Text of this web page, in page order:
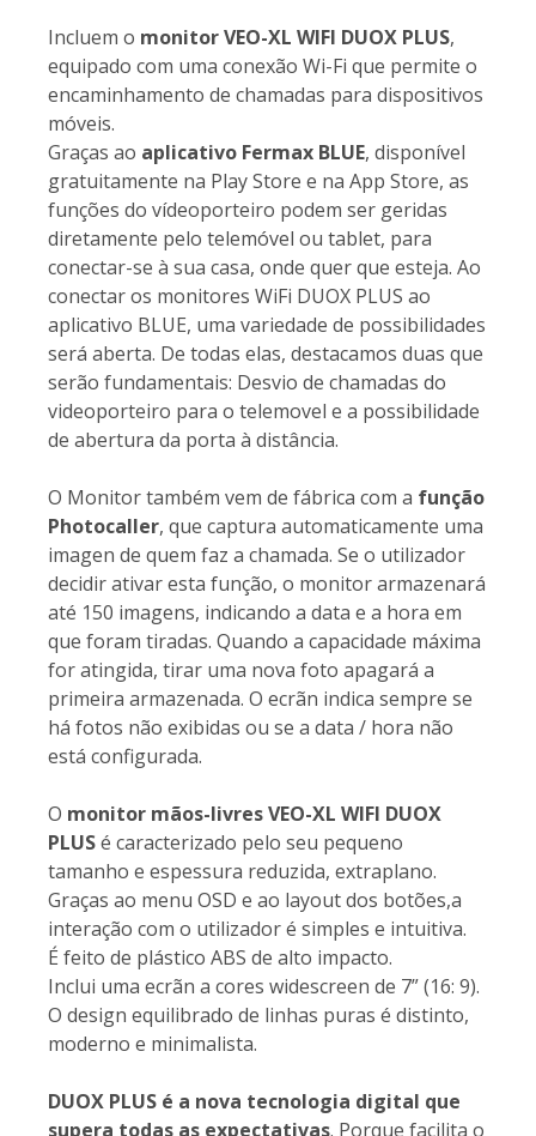
Incluem o monitor VEO-XL WIFI DUOX PLUS,
equipado com uma conexão Wi-Fi que permite o
encaminhamento de chamadas para dispositivos
móveis.
Graças ao aplicativo Fermax BLUE, disponível
gratuitamente na Play Store e na App Store, as
funções do vídeoporteiro podem ser geridas
diretamente pelo telemóvel ou tablet, para
conectar-se à sua casa, onde quer que esteja. Ao
conectar os monitores WiFi DUOX PLUS ao
aplicativo BLUE, uma variedade de possibilidades
será aberta. De todas elas, destacamos duas que
serão fundamentais: Desvio de chamadas do
videoporteiro para o telemovel e a possibilidade
de abertura da porta à distância.
O Monitor também vem de fábrica com a função
Photocaller, que captura automaticamente uma
imagen de quem faz a chamada. Se o utilizador
decidir ativar esta função, o monitor armazenará
até 150 imagens, indicando a data e a hora em
que foram tiradas. Quando a capacidade máxima
for atingida, tirar uma nova foto apagará a
primeira armazenada. O ecrãn indica sempre se
há fotos não exibidas ou se a data / hora não
está configurada.
O monitor mãos-livres VEO-XL WIFI DUOX
PLUSé caracterizado pelo seu pequeno
tamanho e espessura reduzida, extraplano.
Graças ao menu OSD e ao layout dos botões,a
interação com o utilizador é simples e intuitiva.
É feito de plástico ABS de alto impacto.
Inclui uma ecrãn a cores widescreen de 7” (16: 9).
O design equilibrado de linhas puras é distinto,
moderno e minimalista.
DUOX PLUS é a nova tecnologia digital que
supera todas as expectativas. Porque facilita o